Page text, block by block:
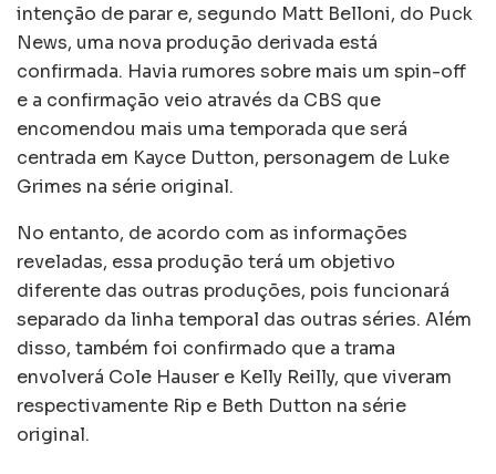
intenção de parar e, segundo Matt Belloni, do Puck
News, uma nova produção derivada está
confirmada. Havia rumores sobre mais um spin-off
e a confirmação veio através da CBS que
encomendou mais uma temporada que será
centrada em Kayce Dutton, personagem de Luke
Grimes na série original.
No entanto, de acordo com as informações
reveladas, essa produção terá um objetivo
diferente das outras produções, pois funcionará
separado da linha temporal das outras séries. Além
disso, também foi confirmado que a trama
envolverá Cole Hauser e Kelly Reilly, que viveram
respectivamente Rip e Beth Dutton na série
original.